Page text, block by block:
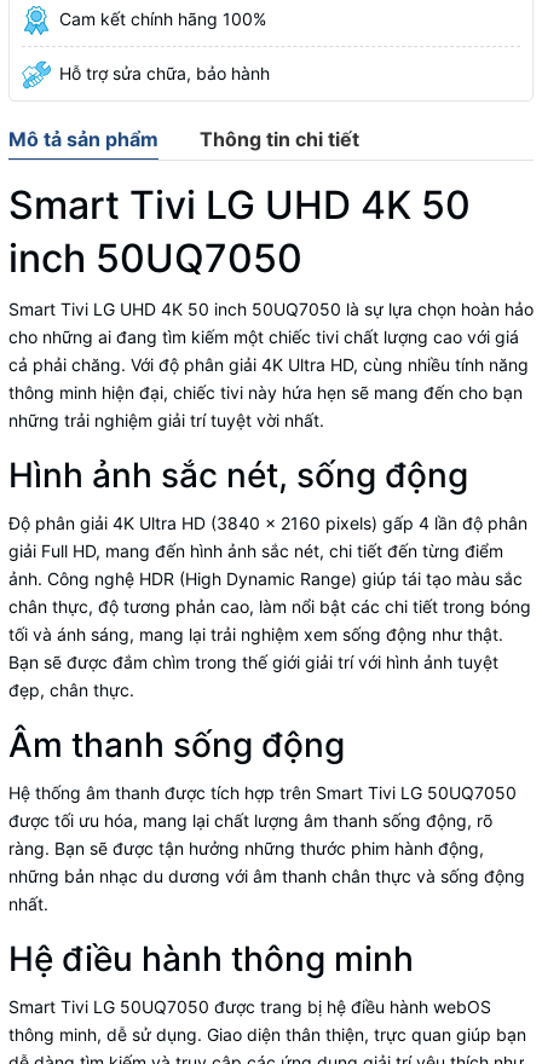
Cam kết chính hãng 100%
Hỗ trợ sửa chữa, bảo hành
Mô tả sản phẩm Thông tin chi tiết
Smart Tivi LG UHD 4K 50
inch 50UQ7050
Smart Tivi LG UHD 4K 50 inch 50UQ7050 là sự lựa chọn hoàn hảo
cho những ai đang tìm kiếm một chiếc tivi chất lượng cao với giá
cả phải chăng. Với độ phân giải 4K Ultra HD, cùng nhiều tính năng
thông minh hiện đại, chiếc tivi này hứa hẹn sẽ mang đến cho bạn
những trải nghiệm giải trí tuyệt vời nhất.
Hình ảnh sắc nét, sống động
Độ phân giải 4K Ultra HD (3840 x 2160 pixels) gấp 4 lần độ phân
giải Full HD, mang đến hình ảnh sắc nét, chi tiết đến từng điểm
ảnh. Công nghệ HDR (High Dynamic Range) giúp tái tạo màu sắc
chân thực, độ tương phản cao, làm nổi bật các chi tiết trong bóng
tối và ánh sáng, mang lại trải nghiệm xem sống động như thật.
Bạn sẽ được đắm chìm trong thế giới giải trí với hình ảnh tuyệt
đẹp, chân thực.
Âm thanh sống động
Hệ thống âm thanh được tích hợp trên Smart Tivi LG 50UQ7050
được tối ưu hóa, mang lại chất lượng âm thanh sống động, rõ
ràng. Bạn sẽ được tận hưởng những thước phim hành động,
những bản nhạc du dương với âm thanh chân thực và sống động
nhất.
Hệ điều hành thông minh
Smart Tivi LG 50UQ7050 được trang bị hệ điều hành webOS
thông minh, dễ sử dụng. Giao diện thân thiện, trực quan giúp bạn